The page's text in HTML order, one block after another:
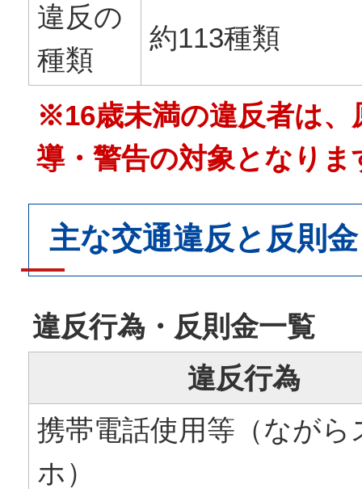
違反の
種類
約113種類
※16歳未満の違反者は、
導・警告の対象となりま
主な交通違反と反則
違反行為・反則金一覧
違反行為
携帯電話使用等（ながら
ホ）